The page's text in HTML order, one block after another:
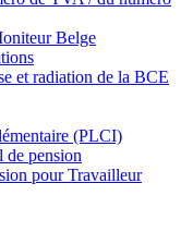
Belge
et radiation de la BCE
(PLCI)
de pension
pour Travailleur